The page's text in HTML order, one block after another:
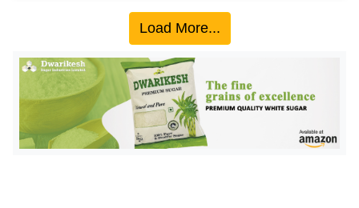
त्य
ज
त
Load More...